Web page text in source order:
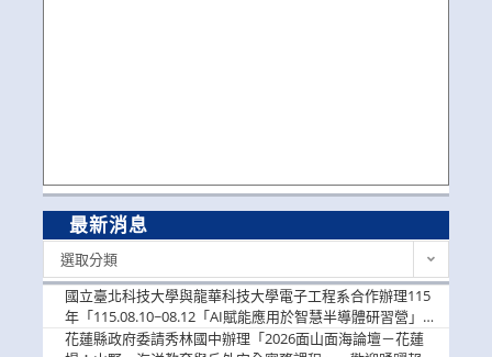
最新消息
選取分類
國立臺北科技大學與龍華科技大學電子工程系合作辦理115
年「115.08.10~08.12「AI賦能應用於智慧半導體研習營」，
歡迎學生踴躍報名參加
花蓮縣政府委請秀林國中辦理「2026面山面海論壇－花蓮